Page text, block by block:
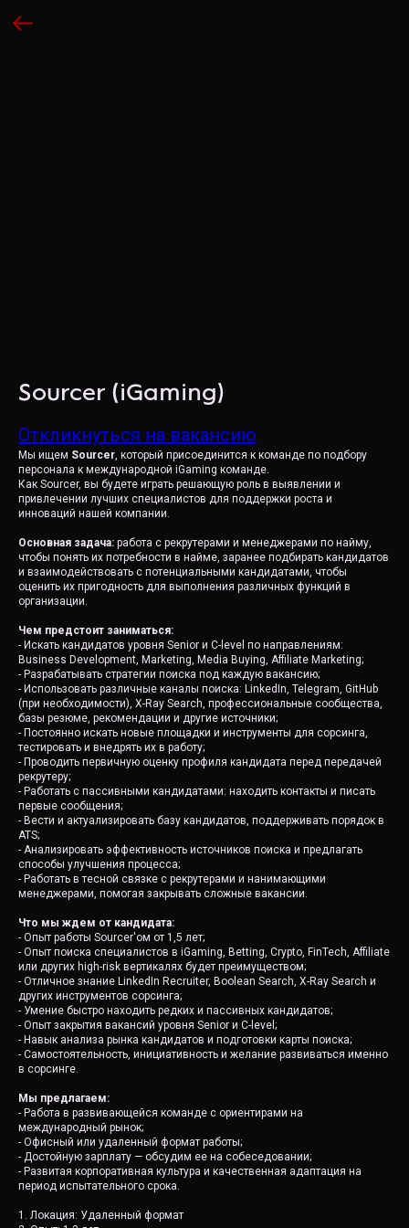
Sourcer (iGaming)
Откликнуться на вакансию
Мы ищем Sourcer, который присоединится к команде по подбору
персонала к международной iGaming команде.
Как Sourcer, вы будете играть решающую роль в выявлении и
привлечении лучших специалистов для поддержки роста и
инноваций нашей компании.
Основная задача: работа с рекрутерами и менеджерами по найму,
чтобы понять их потребности в найме, заранее подбирать кандидатов
и взаимодействовать с потенциальными кандидатами, чтобы
оценить их пригодность для выполнения различных функций в
организации.
Чем предстоит заниматься:
- Искать кандидатов уровня Senior и C-level по направлениям:
Business Development, Marketing, Media Buying, Affiliate Marketing;
- Разрабатывать стратегии поиска под каждую вакансию;
- Использовать различные каналы поиска: LinkedIn, Telegram, GitHub
(при необходимости), X-Ray Search, профессиональные сообщества,
базы резюме, рекомендации и другие источники;
- Постоянно искать новые площадки и инструменты для сорсинга,
тестировать и внедрять их в работу;
- Проводить первичную оценку профиля кандидата перед передачей
рекрутеру;
- Работать с пассивными кандидатами: находить контакты и писать
первые сообщения;
- Вести и актуализировать базу кандидатов, поддерживать порядок в
ATS;
- Анализировать эффективность источников поиска и предлагать
способы улучшения процесса;
- Работать в тесной связке с рекрутерами и нанимающими
менеджерами, помогая закрывать сложные вакансии.
Что мы ждем от кандидата:
- Опыт работы Sourcer'ом от 1,5 лет;
- Опыт поиска специалистов в iGaming, Betting, Crypto, FinTech, Affiliate
или других high-risk вертикалях будет преимуществом;
- Отличное знание LinkedIn Recruiter, Boolean Search, X-Ray Search и
других инструментов сорсинга;
- Умение быстро находить редких и пассивных кандидатов;
- Опыт закрытия вакансий уровня Senior и C-level;
- Навык анализа рынка кандидатов и подготовки карты поиска;
- Самостоятельность, инициативность и желание развиваться именно
в сорсинге.
Мы предлагаем:
- Работа в развивающейся команде с ориентирами на
международный рынок;
- Офисный или удаленный формат работы;
- Достойную зарплату — обсудим ее на собеседовании;
- Развитая корпоративная культура и качественная адаптация на
период испытательного срока.
1. Локация: Удаленный формат